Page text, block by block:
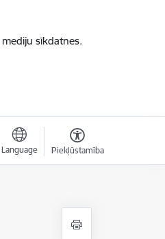
sīkdatnes.
Language Piekļūstamība